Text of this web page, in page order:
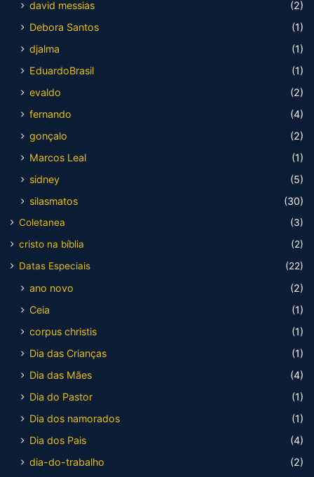
david messias
(2)
Debora Santos
(1)
djalma
(1)
EduardoBrasil
(1)
evaldo
(2)
fernando
(4)
gonçalo
(2)
Marcos Leal
(1)
sidney
(5)
silasmatos
(30)
Coletanea
(3)
cristo na bíblia
(2)
Datas Especiais
(22)
ano novo
(2)
Ceia
(1)
corpus christis
(1)
Dia das Crianças
(1)
Dia das Mães
(4)
Dia do Pastor
(1)
Dia dos namorados
(1)
Dia dos Pais
(4)
dia-do-trabalho
(2)